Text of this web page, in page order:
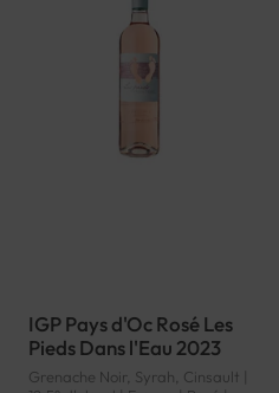
IGP Pays d'Oc Rosé Les
Pieds Dans l'Eau 2023
Grenache Noir, Syrah, Cinsault |